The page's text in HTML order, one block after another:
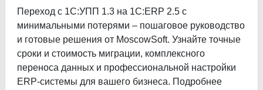
Переход с 1С:УПП 1.3 на 1С:ERP 2.5 с
минимальными потерями – пошаговое руководство
и готовые решения от MoscowSoft. Узнайте точные
сроки и стоимость миграции, комплексного
переноса данных и профессиональной настройки
ERP-системы для вашего бизнеса. Подробнее